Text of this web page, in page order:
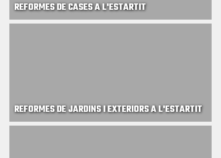
REFORMES DE CASES A L'ESTARTIT
REFORMES DE JARDINS I EXTERIORS A L'ESTARTIT